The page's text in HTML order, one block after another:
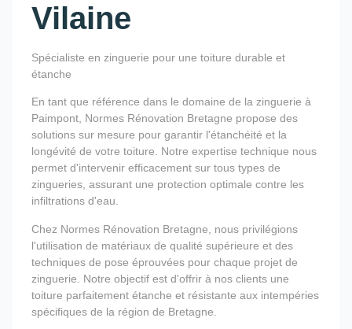
Vilaine
Spécialiste en zinguerie pour une toiture durable et
étanche
En tant que référence dans le domaine de la zinguerie à
Paimpont, Normes Rénovation Bretagne propose des
solutions sur mesure pour garantir l'étanchéité et la
longévité de votre toiture. Notre expertise technique nous
permet d'intervenir efficacement sur tous types de
zingueries, assurant une protection optimale contre les
infiltrations d'eau.
Chez Normes Rénovation Bretagne, nous privilégions
l'utilisation de matériaux de qualité supérieure et des
techniques de pose éprouvées pour chaque projet de
zinguerie. Notre objectif est d'offrir à nos clients une
toiture parfaitement étanche et résistante aux intempéries
spécifiques de la région de Bretagne.